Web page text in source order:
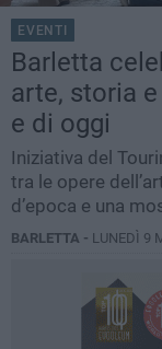
EVENTI
Barletta
arte, storia
e di oggi
Iniziativa del
tra le opere
d’epoca e una
BARLETTA - LUNEDÌ 9